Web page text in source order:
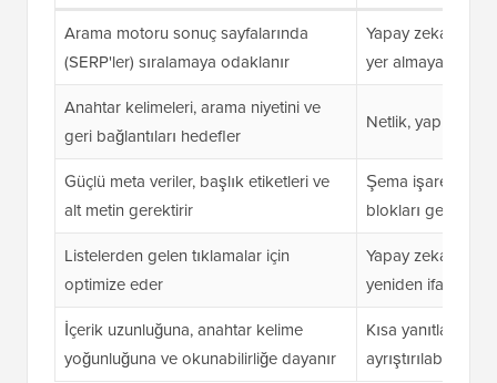
Arama motoru sonuç sayfalarında
(SERP'ler) sıralamaya odaklanır
Yapay zeka
yer almaya
Anahtar kelimeleri, arama niyetini ve
geri bağlantıları hedefler
Netlik, yapı ve
Güçlü meta veriler, başlık etiketleri ve
alt metin gerektirir
Şema
blokları gerektirir
Listelerden gelen tıklamalar için
optimize eder
Yapay zeka
yeniden ifade
İçerik uzunluğuna, anahtar kelime
yoğunluğuna ve okunabilirliğe dayanır
Kısa yanıtlara,
ayrıştırılabilir